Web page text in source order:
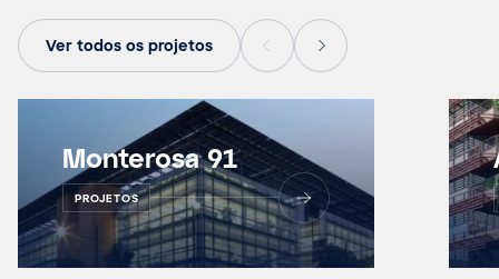
Ver todos os projetos
Monterosa 91
PROJETOS